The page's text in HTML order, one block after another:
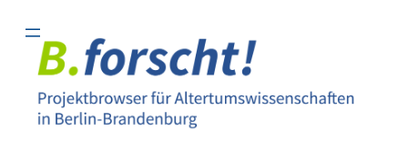
Inhalt
springen